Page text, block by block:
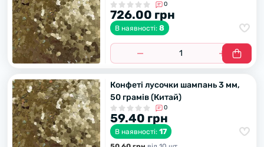
0
726.00 грн
В наявності: 8
Конфеті лусочки шампань 3 мм,
50 грамів (Китай)
0
59.40 грн
В наявності: 17